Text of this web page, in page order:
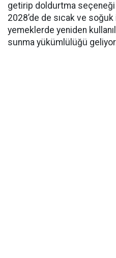
getirip doldurtma
2028’de de sıcak ve
yemeklerde yeniden
sunma yükümlülüğü